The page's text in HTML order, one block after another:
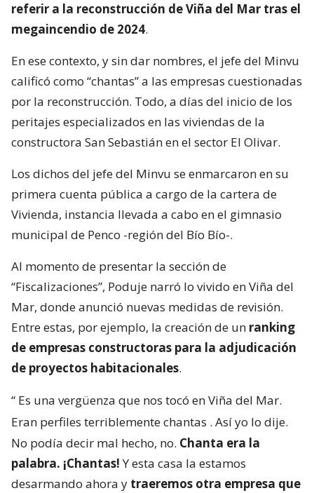
referir a la reconstrucción de Viña del Mar tras el
megaincendio de 2024.
En ese contexto, y sin dar nombres, el jefe del Minvu
calificó como “chantas” a las empresas cuestionadas
por la reconstrucción. Todo, a días del inicio de los
peritajes especializados en las viviendas de la
constructora San Sebastián en el sector El Olivar.
Los dichos del jefe del Minvu se enmarcaron en su
primera cuenta pública a cargo de la cartera de
Vivienda, instancia llevada a cabo en el gimnasio
municipal de Penco -región del Bío Bío-.
Al momento de presentar la sección de
“Fiscalizaciones”, Poduje narró lo vivido en Viña del
Mar, donde anunció nuevas medidas de revisión.
Entre estas, por ejemplo, la creación de un ranking
de empresas constructoras para la adjudicación
de proyectos habitacionales.
“ Es una vergüenza que nos tocó en Viña del Mar.
Eran perfiles terriblemente chantas . Así yo lo dije.
No podía decir mal hecho, no. Chanta era la
palabra. ¡Chantas!Y esta casa la estamos
desarmando ahora y traeremos otra empresa que